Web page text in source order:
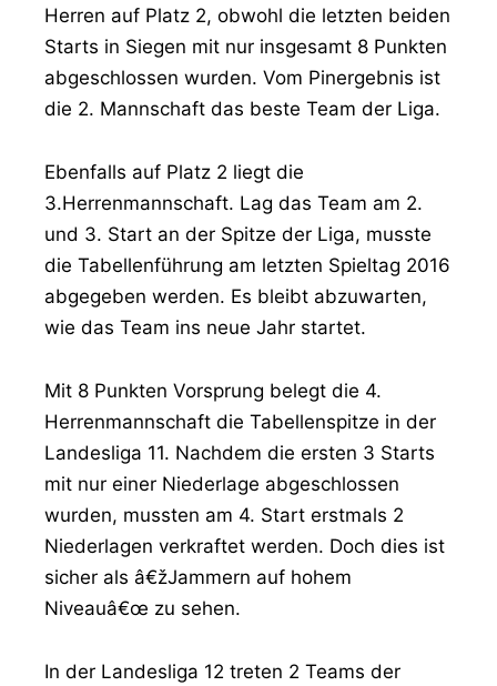
Herren auf Platz 2, obwohl die letzten beiden
Starts in Siegen mit nur insgesamt 8 Punkten
abgeschlossen wurden. Vom Pinergebnis ist
die 2. Mannschaft das beste Team der Liga.
Ebenfalls auf Platz 2 liegt die
3.Herrenmannschaft. Lag das Team am 2.
und 3. Start an der Spitze der Liga, musste
die Tabellenführung am letzten Spieltag 2016
abgegeben werden. Es bleibt abzuwarten,
wie das Team ins neue Jahr startet.
Mit 8 Punkten Vorsprung belegt die 4.
Herrenmannschaft die Tabellenspitze in der
Landesliga 11. Nachdem die ersten 3 Starts
mit nur einer Niederlage abgeschlossen
wurden, mussten am 4. Start erstmals 2
Niederlagen verkraftet werden. Doch dies ist
sicher als â€žJammern auf hohem
Niveauâ€œ zu sehen.
In der Landesliga 12 treten 2 Teams der